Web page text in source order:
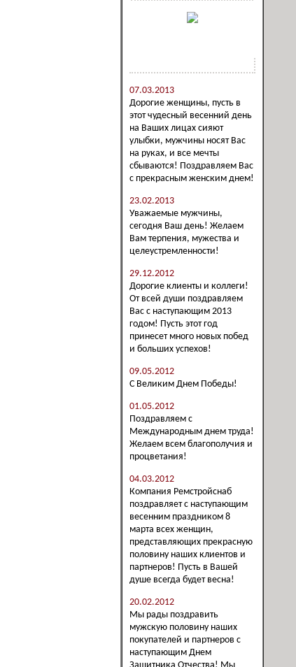
07.03.2013
Дорогие женщины, пусть в
этот чудесный весенний день
на Ваших лицах сияют
улыбки, мужчины носят Вас
на руках, и все мечты
сбываются! Поздравляем Вас
с прекрасным женским днем!
23.02.2013
Уважаемые мужчины,
сегодня Ваш день! Желаем
Вам терпения, мужества и
целеустремленности!
29.12.2012
Дорогие клиенты и коллеги!
От всей души поздравляем
Вас с наступающим 2013
годом! Пусть этот год
принесет много новых побед
и больших успехов!
09.05.2012
С Великим Днем Победы!
01.05.2012
Поздравляем с
Международным днем труда!
Желаем всем благополучия и
процветания!
04.03.2012
Компания Ремстройснаб
поздравляет с наступающим
весенним праздником 8
марта всех женщин,
представляющих прекрасную
половину наших клиентов и
партнеров! Пусть в Вашей
душе всегда будет весна!
20.02.2012
Мы рады поздравить
мужскую половину наших
покупателей и партнеров с
наступающим Днем